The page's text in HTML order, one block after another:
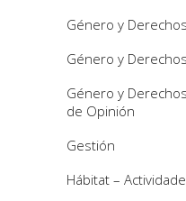
Género y
Género y
Género y
de Opinión
Gestión
Hábitat –